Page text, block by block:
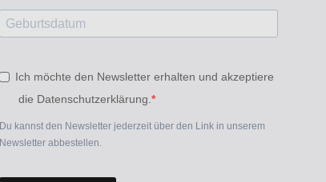
Ich möchte den Newsletter erhalten und akzeptiere
die Datenschutzerklärung.
Du kannst den Newsletter jederzeit über den Link in unserem
Newsletter abbestellen.